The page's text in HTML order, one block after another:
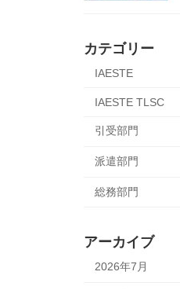
カテゴリー
IAESTE
IAESTE TLSC
引受部門
派遣部門
総務部門
アーカイブ
2026年7月